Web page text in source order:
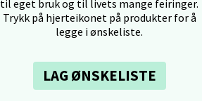
til eget bruk og til livets mange feiringer.
Trykk på hjerteikonet på produkter for å
legge i ønskeliste.
LAG ØNSKELISTE